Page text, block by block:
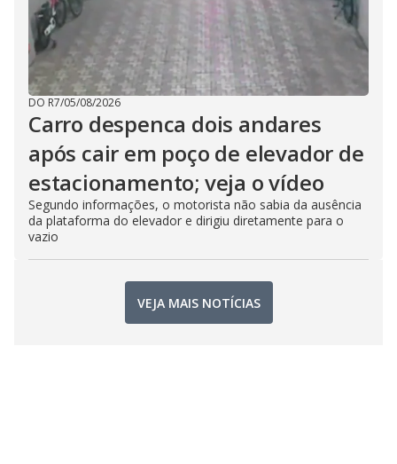
DO R7/05/08/2026
Carro despenca dois andares
após cair em poço de elevador de
estacionamento; veja o vídeo
Segundo informações, o motorista não sabia da ausência
da plataforma do elevador e dirigiu diretamente para o
vazio
VEJA MAIS NOTÍCIAS